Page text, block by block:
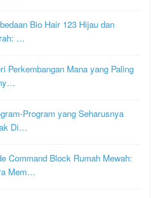
Bio Hair 123 Hijau dan
…
Perkembangan Mana yang Paling
Program yang Seharusnya
Di…
Command Block Rumah Mewah:
Mem…